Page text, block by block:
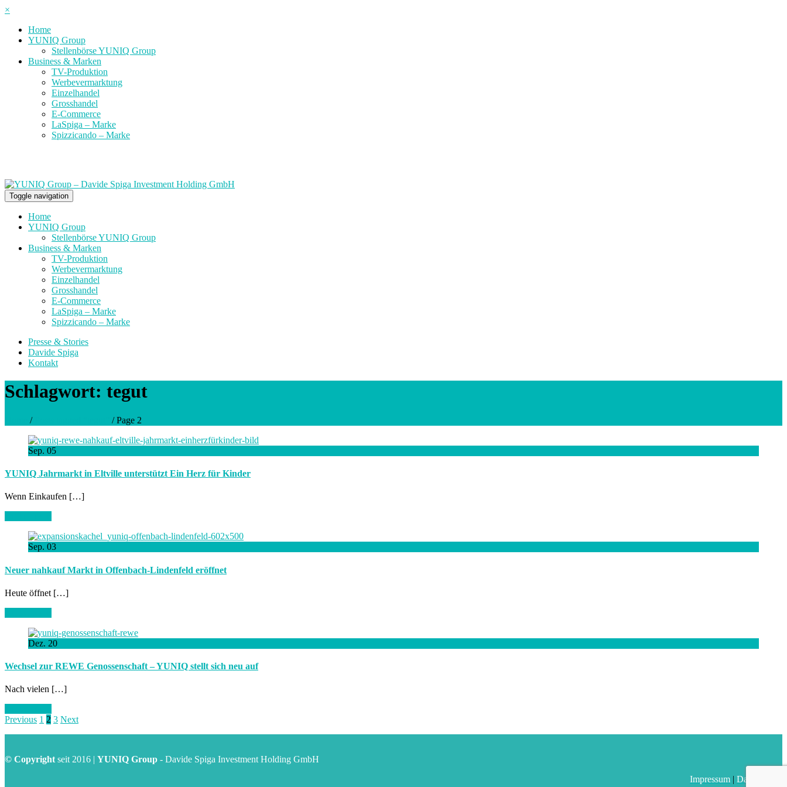
×
Home
YUNIQ Group
Stellenbörse YUNIQ Group
Business & Marken
TV-Produktion
Werbevermarktung
Einzelhandel
Grosshandel
E-Commerce
LaSpiga – Marke
Spizzicando – Marke
Toggle navigation
Home
YUNIQ Group
Stellenbörse YUNIQ Group
Business & Marken
TV-Produktion
Werbevermarktung
Einzelhandel
Grosshandel
E-Commerce
LaSpiga – Marke
Spizzicando – Marke
Presse & Stories
Davide Spiga
Kontakt
Schlagwort: tegut
/ /Page 2
Sep. 05
YUNIQ Jahrmarkt in Eltville unterstützt Ein Herz für Kinder
Wenn Einkaufen […]
Sep. 03
Neuer nahkauf Markt in Offenbach-Lindenfeld eröffnet
Heute öffnet […]
Dez. 20
Wechsel zur REWE Genossenschaft – YUNIQ stellt sich neu auf
Nach vielen […]
Previous 1 2 3 Next
© Copyrightseit 2016 | YUNIQ Group - Davide Spiga Investment Holding GmbH
Impressum
Datenschutz